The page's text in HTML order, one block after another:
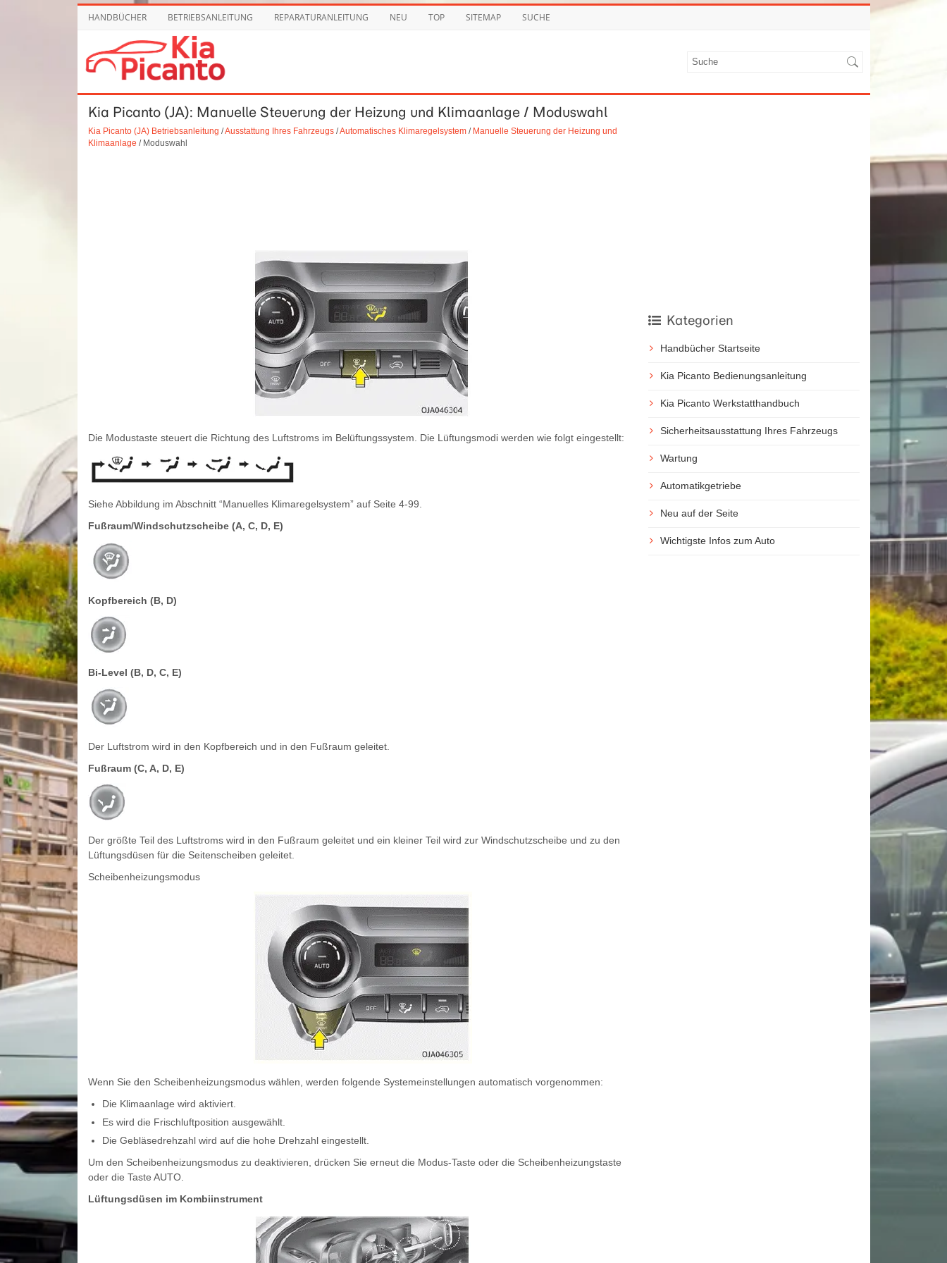
HANDBÜCHER BETRIEBSANLEITUNG REPARATURANLEITUNG NEU TOP SITEMAP SUCHE
Kia Picanto (JA): Manuelle Steuerung der Heizung und Klimaanlage / Moduswahl
Kia Picanto (JA) Betriebsanleitung /Ausstattung Ihres Fahrzeugs/Automatisches Klimaregelsystem/ Manuelle Steuerung der Heizung und
Klimaanlage / Moduswahl
Die Modustaste steuert die Richtung des Luftstroms im Belüftungssystem. Die Lüftungsmodi werden wie folgt eingestellt:
Siehe Abbildung im Abschnitt “Manuelles Klimaregelsystem” auf Seite 4-99.
Fußraum/Windschutzscheibe (A, C, D, E)
Kopfbereich (B, D)
Bi-Level (B, D, C, E)
Der Luftstrom wird in den Kopfbereich und in den Fußraum geleitet.
Fußraum (C, A, D, E)
Der größte Teil des Luftstroms wird in den Fußraum geleitet und ein kleiner Teil wird zur Windschutzscheibe und zu den
Lüftungsdüsen für die Seitenscheiben geleitet.
Scheibenheizungsmodus
Wenn Sie den Scheibenheizungsmodus wählen, werden folgende Systemeinstellungen automatisch vorgenommen:
Die Klimaanlage wird aktiviert.
Es wird die Frischluftposition ausgewählt.
Die Gebläsedrehzahl wird auf die hohe Drehzahl eingestellt.
Um den Scheibenheizungsmodus zu deaktivieren, drücken Sie erneut die Modus-Taste oder die Scheibenheizungstaste
oder die Taste AUTO.
Lüftungsdüsen im Kombiinstrument
Kategorien
Handbücher Startseite
Kia Picanto Bedienungsanleitung
Kia Picanto Werkstatthandbuch
Sicherheitsausstattung Ihres Fahrzeugs
Wartung
Automatikgetriebe
Neu auf der Seite
Wichtigste Infos zum Auto